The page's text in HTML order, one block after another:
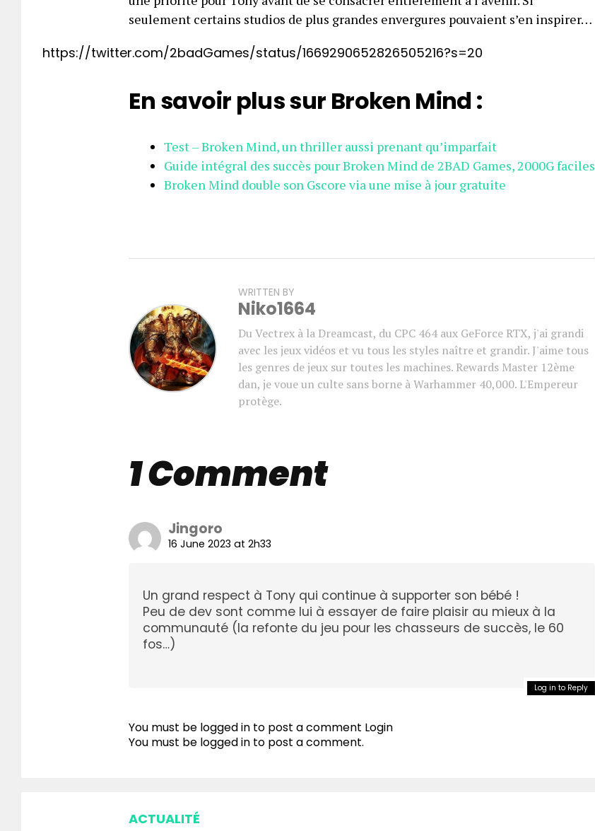
seulement certains studios de plus grandes envergures pouvaient s’en inspirer…
https://twitter.com/2badGames/status/1669290652826505216?s=20
En savoir plus sur Broken Mind :
Test – Broken Mind, un thriller aussi prenant qu’imparfait
Guide intégral des succès pour Broken Mind de 2BAD Games, 2000G faciles
Broken Mind double son Gscore via une mise à jour gratuite
WRITTEN BY
Niko1664
Du Vectrex à la Dreamcast, du CPC 464 aux GeForce RTX, j'ai grandi
avec les jeux vidéos et vu tous les styles naître et grandir. J'aime tous
les genres de jeux sur toutes les machines. Rewards Master 12ème
dan, je voue un culte sans borne à Warhammer 40,000. L'Empereur
protège.
1 Comment
Jingoro
16 June 2023 at 2h33
Un grand respect à Tony qui continue à supporter son bébé !
Peu de dev sont comme lui à essayer de faire plaisir au mieux à la
communauté (la refonte du jeu pour les chasseurs de succès, le 60
fos…)
Log in to Reply
You must be logged in to post a comment Login
You must be logged in to post a comment.
ACTUALITÉ